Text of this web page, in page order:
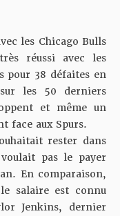
les Chicago Bulls
réussi avec les
pour 38 défaites en
les 50 derniers
et même un
face aux Spurs.
rester dans
pas le payer
En comparaison,
salaire est connu
Jenkins, dernier